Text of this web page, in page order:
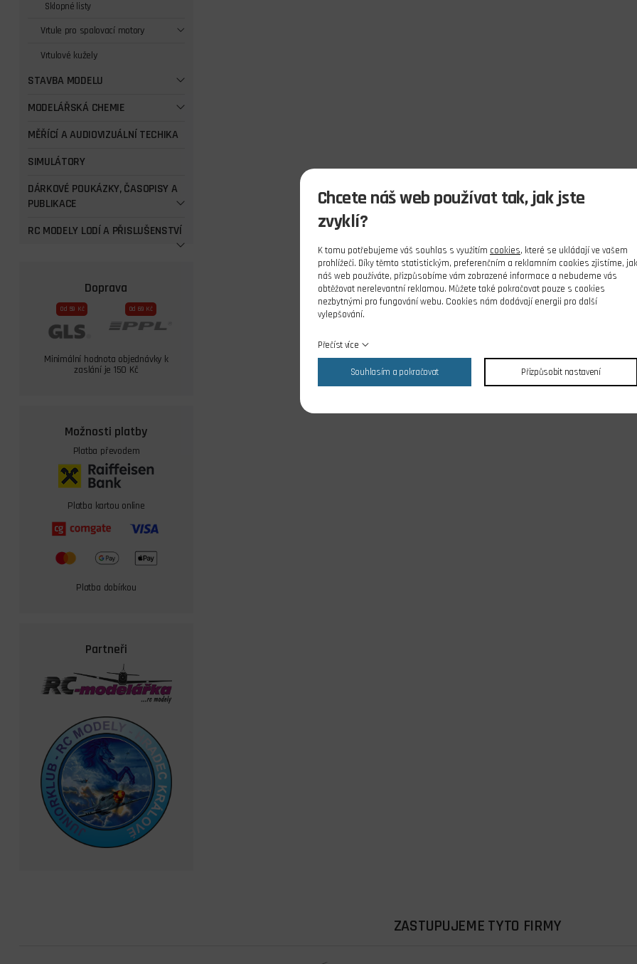
Sklopné listy
Vrtule pro spalovací motory
Vrtulové kužely
STAVBA MODELU
MODELÁŘSKÁ CHEMIE
MĚŘÍCÍ A AUDIOVIZUÁLNÍ TECHIKA
SIMULÁTORY
DÁRKOVÉ POUKÁZKY, ČASOPISY A
PUBLIKACE
RC MODELY LODÍ A PŘISLUŠENSTVÍ
Doprava
Od 59 Kč Od 69 Kč
Minimální hodnota objednávky k
zaslání je 150 Kč
Možnosti platby
Platba převodem
Platba kartou online
Platba dobírkou
Partneři
ZASTUPUJEME TYTO FIRMY
Chcete náš web používat tak, jak jste
zvyklí?
K tomu potřebujeme váš souhlas s využitím cookies, které se ukládají ve vašem
prohlížeči. Díky těmto statistickým, preferenčním a reklamním cookies zjistíme, jak
náš web používáte, přizpůsobíme vám zobrazené informace a nebudeme vás
obtěžovat nerelevantní reklamou. Můžete také pokračovat pouze s cookies
nezbytnými pro fungování webu. Cookies nám dodávají energii pro další
vylepšování.
Přečíst více
Souhlasím a pokračovat Přizpůsobit nastavení